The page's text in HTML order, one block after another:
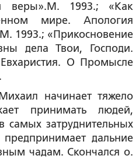
веры».М. 1993.; «Как
мире. Апология
М. 1993.; «Прикосновение
дела Твои, Господи.
О Промысле
начинает тяжело
принимать людей,
самых затруднительных
предпринимает дальние
чадам. Скончался о.